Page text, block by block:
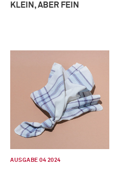
KLEIN, ABER FEIN
AUSGABE 04 2024